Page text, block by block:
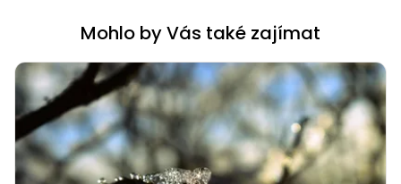
Mohlo by Vás také zajímat